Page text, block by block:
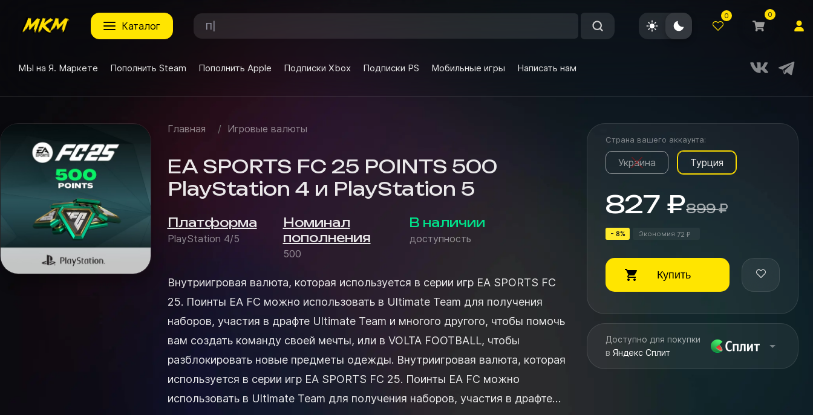
каталог
0 0
МЫ на Я. Маркете Пополнить Steam Пополнить Apple Подписки Xbox Подписки PS Мобильные игры Написать нам
Главная / Игровые валюты
EA SPORTS FC 25 POINTS 500
PlayStation 4 и PlayStation 5
Платформа
PlayStation 4/5
Номинал
пополнения
500
В наличии
доступность
Внутриигровая валюта, которая используется в серии игр EA SPORTS FC
25. Поинты EA FC можно использовать в Ultimate Team для получения
наборов, участия в драфте Ultimate Team и многого другого, чтобы помочь
вам создать команду своей мечты, или в VOLTA FOOTBALL, чтобы
разблокировать новые предметы одежды. Внутриигровая валюта, которая
используется в серии игр EA SPORTS FC 25. Поинты EA FC можно
использовать в Ultimate Team для получения наборов, участия в драфте
Страна вашего аккаунта:
Украина Турция
827 ₽899 ₽
- 8% Экономия 72 ₽
Купить
Доступно для покупки
в Яндекс Сплит